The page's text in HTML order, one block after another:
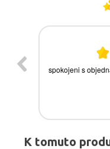
K tomuto